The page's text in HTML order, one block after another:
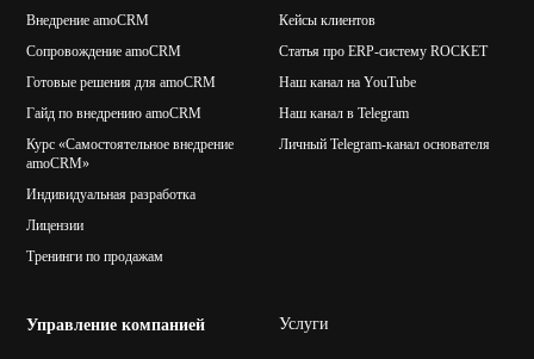
Внедрение amoCRM
Сопровождение amoCRM
Готовые решения для amoCRM
Гайд по внедрению amoCRM
Курс «Самостоятельное внедрение
amoCRM»
Индивидуальная разработка
Лицензии
Тренинги по продажам
Кейсы клиентов
Статья про ERP-систему ROCKET
Наш канал на YouTube
Наш канал в Telegram
Личный Telegram-канал основателя
Управление компанией Услуги